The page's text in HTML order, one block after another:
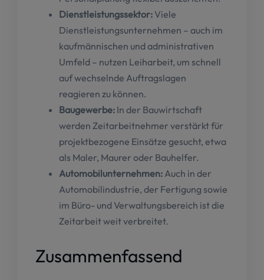
Dienstleistungssektor: Viele
Dienstleistungsunternehmen – auch im
kaufmännischen und administrativen
Umfeld – nutzen Leiharbeit, um schnell
auf wechselnde Auftragslagen
reagieren zu können.
Baugewerbe: In der Bauwirtschaft
werden Zeitarbeitnehmer verstärkt für
projektbezogene Einsätze gesucht, etwa
als Maler, Maurer oder Bauhelfer.
Automobilunternehmen: Auch in der
Automobilindustrie, der Fertigung sowie
im Büro- und Verwaltungsbereich ist die
Zeitarbeit weit verbreitet.
Zusammenfassend